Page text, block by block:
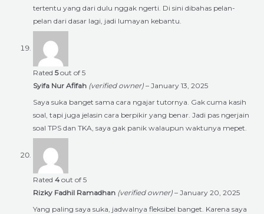
tertentu yang dari dulu nggak ngerti. Di sini dibahas pelan-
pelan dari dasar lagi, jadi lumayan kebantu.
Rated 5out of 5
Syifa Nur Afifah (verified owner) – January 13, 2025
Saya suka banget sama cara ngajar tutornya. Gak cuma kasih
soal, tapi juga jelasin cara berpikir yang benar. Jadi pas ngerjain
soal TPS dan TKA, saya gak panik walaupun waktunya mepet.
Rated 4 out of 5
Rizky Fadhil Ramadhan (verified owner) – January 20, 2025
Yang paling saya suka, jadwalnya fleksibel banget. Karena saya